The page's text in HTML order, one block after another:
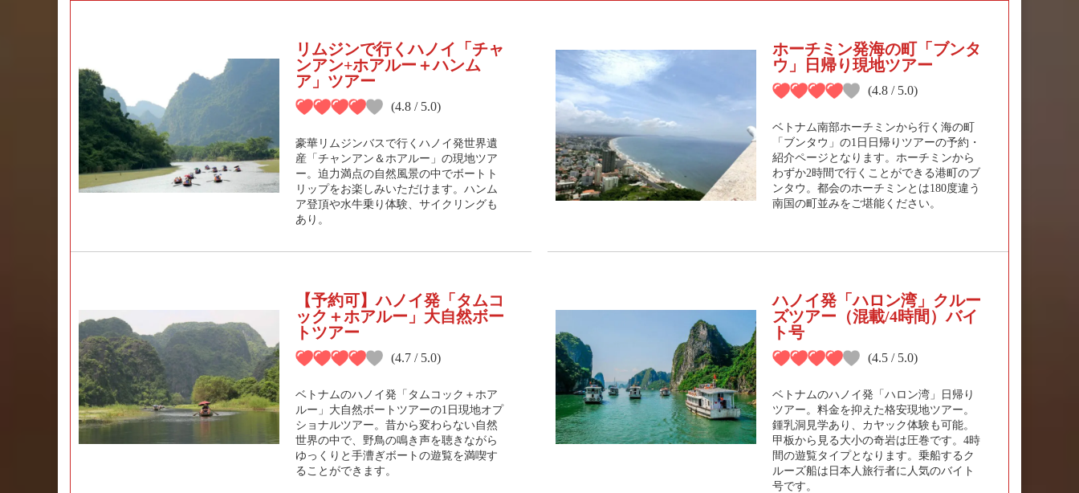
リムジンで行くハノイ「チャ
ンアン+ホアルー＋ハンム
ア」ツアー
(4.8 / 5.0)
豪華リムジンバスで行くハノイ発世界遺
産「チャンアン＆ホアルー」の現地ツア
ー。迫力満点の自然風景の中でボートト
リップをお楽しみいただけます。ハンム
ア登頂や水牛乗り体験、サイクリングも
あり。
ホーチミン発海の町「ブンタ
ウ」日帰り現地ツアー
(4.8 / 5.0)
ベトナム南部ホーチミンから行く海の町
「ブンタウ」の1日日帰りツアーの予約・
紹介ページとなります。ホーチミンから
わずか2時間で行くことができる港町のブ
ンタウ。都会のホーチミンとは180度違う
南国の町並みをご堪能ください。
【予約可】ハノイ発「タムコ
ック＋ホアルー」大自然ボー
トツアー
(4.7 / 5.0)
ベトナムのハノイ発「タムコック＋ホア
ルー」大自然ボートツアーの1日現地オプ
ショナルツアー。昔から変わらない自然
世界の中で、野鳥の鳴き声を聴きながら
ゆっくりと手漕ぎボートの遊覧を満喫す
ることができます。
ハノイ発「ハロン湾」クルー
ズツアー（混載/4時間）バイ
ト号
(4.5 / 5.0)
ベトナムのハノイ発「ハロン湾」日帰り
ツアー。料金を抑えた格安現地ツアー。
鍾乳洞見学あり、カヤック体験も可能。
甲板から見る大小の奇岩は圧巻です。4時
間の遊覧タイプとなります。乗船するク
ルーズ船は日本人旅行者に人気のバイト
号です。